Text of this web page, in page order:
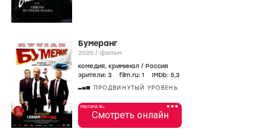
Бумеранг
2020 / фильм
комедия, криминал / Россия
зрители: 3 film.ru: 1 IMDb: 5,3
ПРОДВИНУТЫЙ УРОВЕНЬ
•••
РЕКЛАМА 18+
Смотреть онлайн